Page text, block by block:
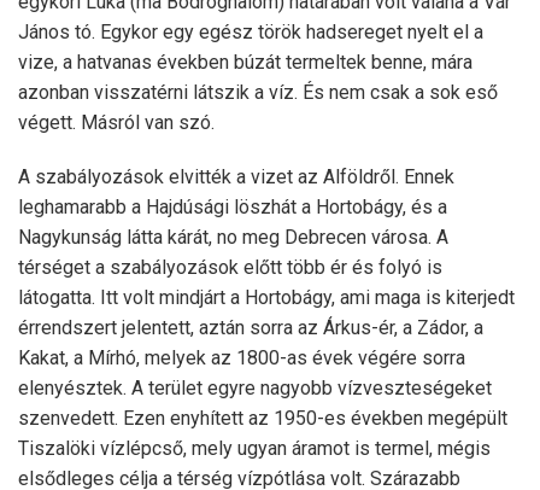
János tó. Egykor egy egész török hadsereget nyelt el a
vize, a hatvanas években búzát termeltek benne, mára
azonban visszatérni látszik a víz. És nem csak a sok eső
végett. Másról van szó.
A szabályozások elvitték a vizet az Alföldről. Ennek
leghamarabb a Hajdúsági löszhát a Hortobágy, és a
Nagykunság látta kárát, no meg Debrecen városa. A
térséget a szabályozások előtt több ér és folyó is
látogatta. Itt volt mindjárt a Hortobágy, ami maga is kiterjedt
érrendszert jelentett, aztán sorra az Árkus-ér, a Zádor, a
Kakat, a Mírhó, melyek az 1800-as évek végére sorra
elenyésztek. A terület egyre nagyobb vízveszteségeket
szenvedett. Ezen enyhített az 1950-es években megépült
Tiszalöki vízlépcső, mely ugyan áramot is termel, mégis
elsődleges célja a térség vízpótlása volt. Szárazabb